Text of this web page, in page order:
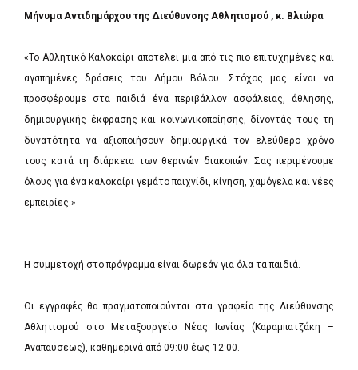
Μήνυμα Αντιδημάρχου της Διεύθυνσης Αθλητισμού , κ. Βλιώρα
«Το Αθλητικό Καλοκαίρι αποτελεί μία από τις πιο επιτυχημένες και
αγαπημένες δράσεις του Δήμου Βόλου. Στόχος μας είναι να
προσφέρουμε στα παιδιά ένα περιβάλλον ασφάλειας, άθλησης,
δημιουργικής έκφρασης και κοινωνικοποίησης, δίνοντάς τους τη
δυνατότητα να αξιοποιήσουν δημιουργικά τον ελεύθερο χρόνο
τους κατά τη διάρκεια των θερινών διακοπών. Σας περιμένουμε
όλους για ένα καλοκαίρι γεμάτο παιχνίδι, κίνηση, χαμόγελα και νέες
εμπειρίες.»
Η συμμετοχή στο πρόγραμμα είναι δωρεάν για όλα τα παιδιά.
Οι εγγραφές θα πραγματοποιούνται στα γραφεία της Διεύθυνσης
Αθλητισμού στο Μεταξουργείο Νέας Ιωνίας (Καραμπατζάκη –
Αναπαύσεως), καθημερινά από 09:00 έως 12:00.